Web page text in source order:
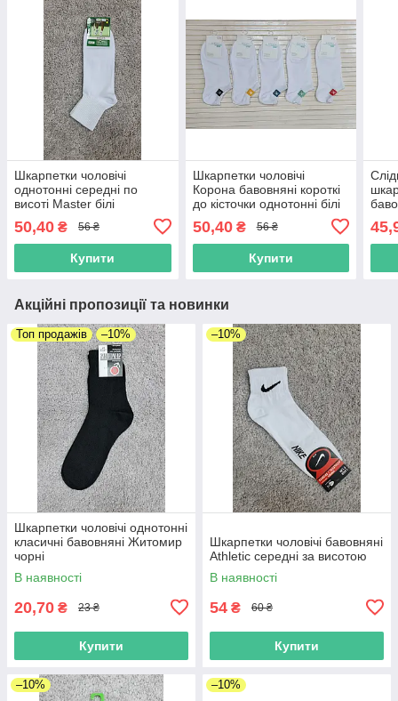
Шкарпетки чоловічі
однотонні середні по
висоті Master білі
50,40 ₴ 56 ₴
Купити
Шкарпетки чоловічі
Корона бавовняні короткі
до кісточки однотонні білі
50,40₴ 56 ₴
Купити
Акційні пропозиції та новинки
Топ продажів –10%
Шкарпетки чоловічі однотонні
класичні бавовняні Житомир
чорні
В наявності
20,70 ₴ 23 ₴
Купити
–10%
Шкарпетки чоловічі бавовняні
Athletic середні за висотою
В наявності
54 ₴ 60 ₴
Купити
–10% –10%